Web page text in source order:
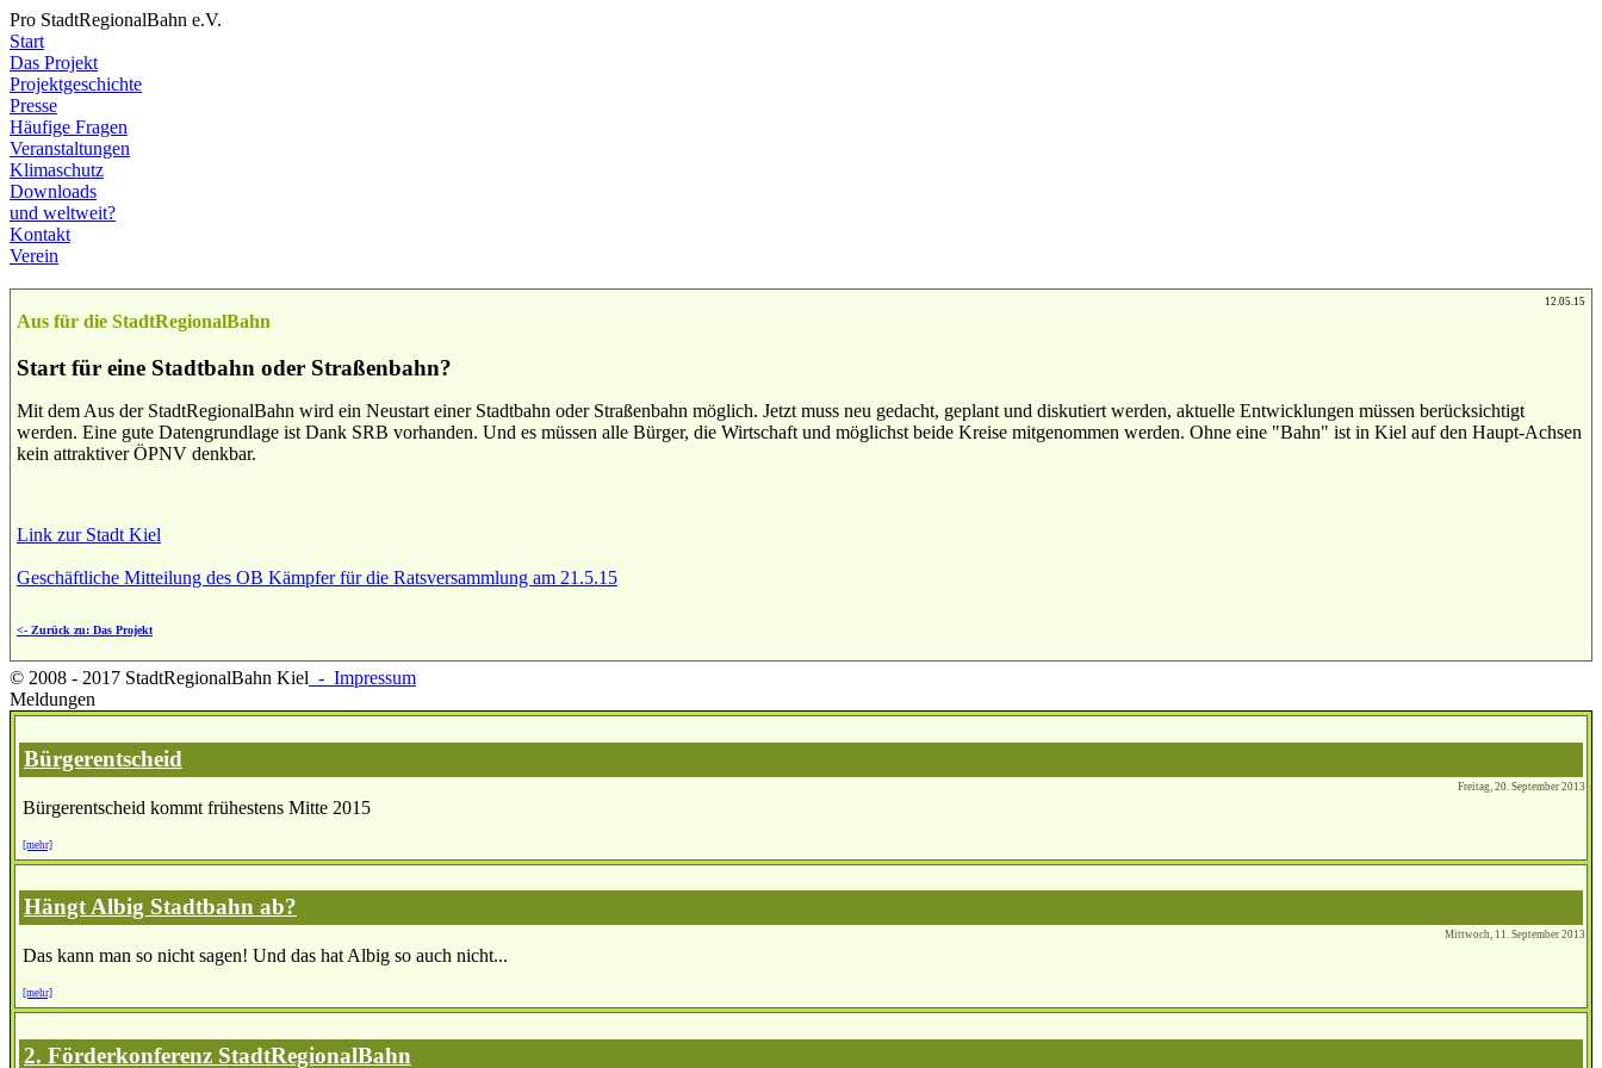
Pro StadtRegionalBahn e.V.
Start
Das Projekt
Projektgeschichte
Presse
Häufige Fragen
Veranstaltungen
Klimaschutz
Downloads
und weltweit?
Kontakt
Verein
12.05.15
Aus für die StadtRegionalBahn
Start für eine Stadtbahn oder Straßenbahn?
Mit dem Aus der StadtRegionalBahn wird ein Neustart einer Stadtbahn oder Straßenbahn möglich. Jetzt muss neu gedacht, geplant und diskutiert werden, aktuelle Entwicklungen müssen berücksichtigt
werden. Eine gute Datengrundlage ist Dank SRB vorhanden. Und es müssen alle Bürger, die Wirtschaft und möglichst beide Kreise mitgenommen werden. Ohne eine "Bahn" ist in Kiel auf den Haupt-Achsen
kein attraktiver ÖPNV denkbar.
Link zur Stadt Kiel
Geschäftliche Mitteilung des OB Kämpfer für die Ratsversammlung am 21.5.15
<- Zurück zu: Das Projekt
© 2008 - 2017 StadtRegionalBahn Kiel - Impressum
Meldungen
Bürgerentscheid
Freitag, 20. September 2013
Bürgerentscheid kommt frühestens Mitte 2015
[mehr]
Hängt Albig Stadtbahn ab?
Mittwoch, 11. September 2013
Das kann man so nicht sagen! Und das hat Albig so auch nicht...
[mehr]
2. Förderkonferenz StadtRegionalBahn